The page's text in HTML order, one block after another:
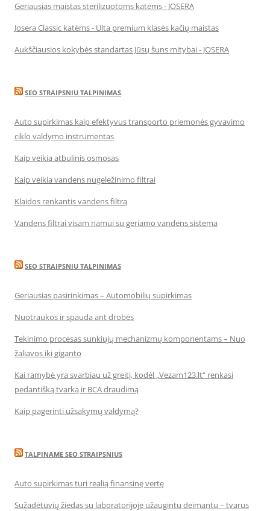
Geriausias maistas sterilizuotoms katėms - JOSERA
Josera Classic katėms - Ulta premium klasės kačių maistas
Aukščiausios kokybės standartas Jūsų šuns mitybai - JOSERA
SEO STRAIPSNIU TALPINIMAS
Auto supirkimas kaip efektyvus transporto priemonės gyvavimo
ciklo valdymo instrumentas
Kaip veikia atbulinis osmosas
Kaip veikia vandens nugeležinimo filtrai
Klaidos renkantis vandens filtrą
Vandens filtrai visam namui su geriamo vandens sistema
SEO STRAIPSNIU TALPINIMAS
Geriausias pasirinkimas – Automobilių supirkimas
Nuotraukos ir spauda ant drobės
Tekinimo procesas sunkiųjų mechanizmų komponentams – Nuo
žaliavos iki giganto
Kai ramybė yra svarbiau už greitį, kodėl „Vezam123.lt“ renkasi
pedantišką tvarką ir BCA draudimą
Kaip pagerinti užsakymų valdymą?
TALPINAME SEO STRAIPSNIUS
Auto supirkimas turi realią finansinę vertę
Sužadėtuvių žiedas su laboratorijoje užaugintu deimantu – tvarus